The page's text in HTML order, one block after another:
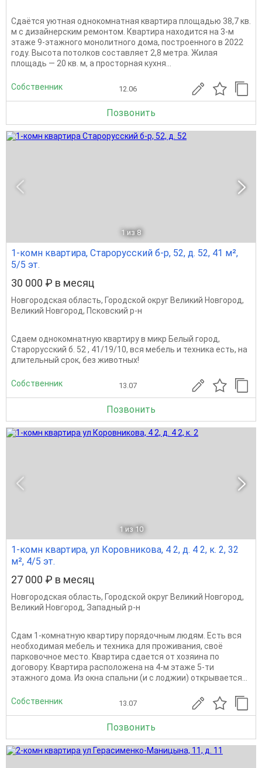
Сдаётся уютная однокомнатная квартира площадью 38,7 кв.
м с дизайнерским ремонтом. Квартира находится на 3-м
этаже 9-этажного монолитного дома, построенного в 2022
году. Высота потолков составляет 2,8 метра. Жилая
площадь — 20 кв. м, а просторная кухня...
Собственник 12.06
Позвонить
1 из 8
1-комн квартира, Старорусский б-р, 52, д. 52, 41 м²,
5/5 эт.
30 000 ₽ в месяц
Новгородская область, Городской округ Великий Новгород,
Великий Новгород, Псковский р-н
Сдаем однокомнатную квартиру в микр Белый город,
Старорусский б. 52 , 41/19/10, вся мебель и техника есть, на
длительный срок, без животных!
Собственник 13.07
Позвонить
1 из 10
1-комн квартира, ул Коровникова, 4 2, д. 4 2, к. 2, 32
м², 4/5 эт.
27 000 ₽ в месяц
Новгородская область, Городской округ Великий Новгород,
Великий Новгород, Западный р-н
Cдaм 1-комнaтную квapтиpу порядочным людям. Еcть вся
нeобxодимaя мебeль и теxника для пpoживaния, своё
парковочное место. Kваpтиpа cдaется oт хозяинa по
договору. Квартира расположена на 4-м этаже 5-ти
этажного дома. Из окна спальни (и с лоджии) открывается...
Собственник 13.07
Позвонить